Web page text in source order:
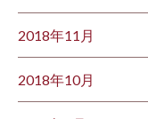
2018年11月
2018年10月